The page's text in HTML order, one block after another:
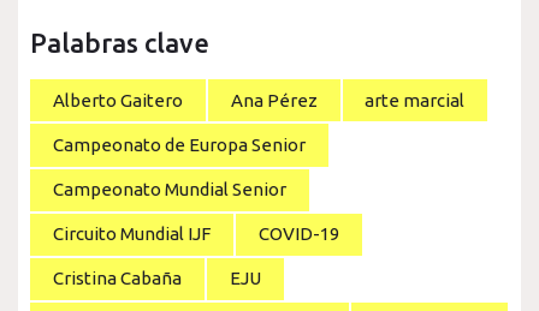
Palabras clave
Alberto Gaitero Ana Pérez arte marcial
Campeonato de Europa Senior
Campeonato Mundial Senior
Circuito Mundial IJF COVID-19
Cristina Cabaña EJU